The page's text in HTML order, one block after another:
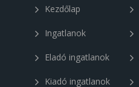
Kezdőlap
Ingatlanok
Eladó ingatlanok
Kiadó ingatlanok